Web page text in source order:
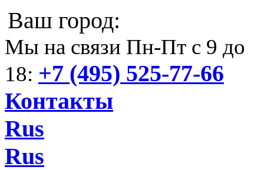
Ваш город:
Мы на связи Пн-Пт с 9 до
18: +7 (495) 525-77-66
Контакты
Rus
Rus